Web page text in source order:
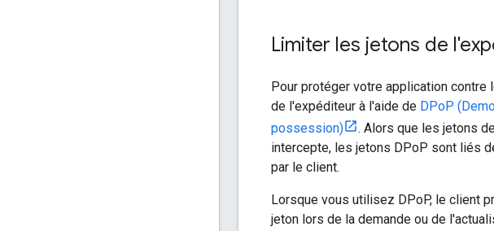
Limiter les jetons de
Pour protéger votre application
de l'expéditeur à l'aide de DPoP
possession)
. Alors que les jetons
intercepte, les jetons DPoP sont liés
par le client.
Lorsque vous utilisez DPoP, le client
jeton lors de la demande ou de